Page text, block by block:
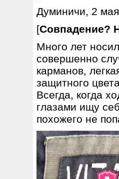
Думиничи, 2
[Совпадение?
Много лет
совершенно
карманов,
защитного
Всегда, когда
глазами ищу
похожего не